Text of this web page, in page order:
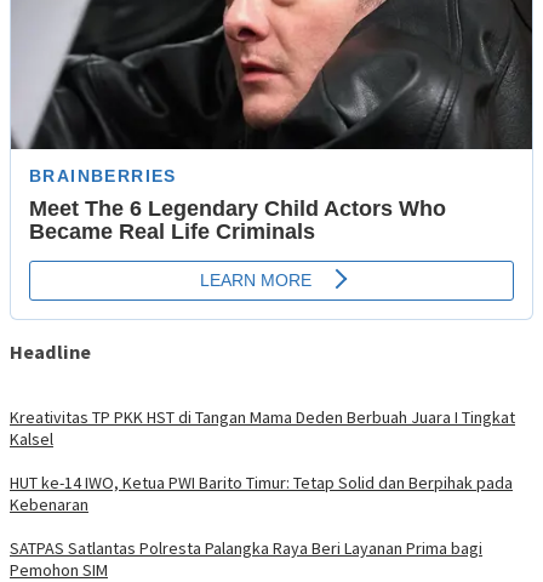
Headline
Kreativitas TP PKK HST di Tangan Mama Deden Berbuah Juara I Tingkat
Kalsel
HUT ke-14 IWO, Ketua PWI Barito Timur: Tetap Solid dan Berpihak pada
Kebenaran
SATPAS Satlantas Polresta Palangka Raya Beri Layanan Prima bagi
Pemohon SIM